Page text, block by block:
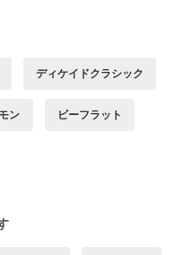
ディケイドクラシック
ン ビーフラット